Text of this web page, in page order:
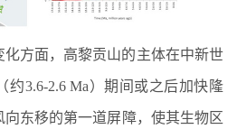
方面，高黎贡山的主体在中新世
约3.6-2.6 Ma）期间或之后加快隆
东移的第一道屏障，使其生物区